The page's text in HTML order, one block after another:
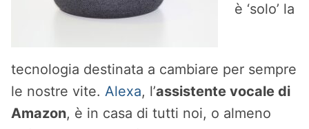
è ‘solo’ la
tecnologia destinata a cambiare per sempre
le nostre vite. Alexa, l’assistente vocale di
Amazon, è in casa di tutti noi, o almeno